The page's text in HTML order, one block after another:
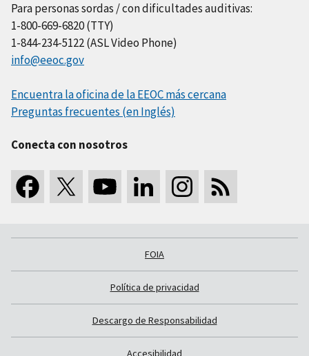
Para personas sordas / con dificultades auditivas:
1-800-669-6820 (TTY)
1-844-234-5122 (ASL Video Phone)
info@eeoc.gov
Encuentra la oficina de la EEOC más cercana
Preguntas frecuentes (en Inglés)
Conecta con nosotros
FOIA
Política de privacidad
Descargo de Responsabilidad
Accesibilidad